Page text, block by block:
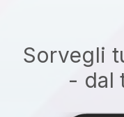
Sorvegli
- dal